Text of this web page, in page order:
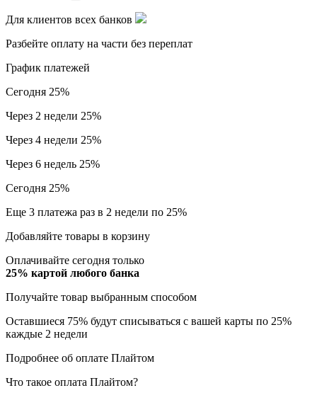
Для клиентов всех банков
Разбейте оплату на части без переплат
График платежей
Сегодня 25%
Через 2 недели 25%
Через 4 недели 25%
Через 6 недель 25%
Сегодня 25%
Еще 3 платежа раз в 2 недели по 25%
Добавляйте товары в корзину
Оплачивайте сегодня только
25% картой любого банка
Получайте товар выбранным способом
Оставшиеся 75% будут списываться с вашей карты по 25%
каждые 2 недели
Подробнее об оплате Плайтом
Что такое оплата Плайтом?